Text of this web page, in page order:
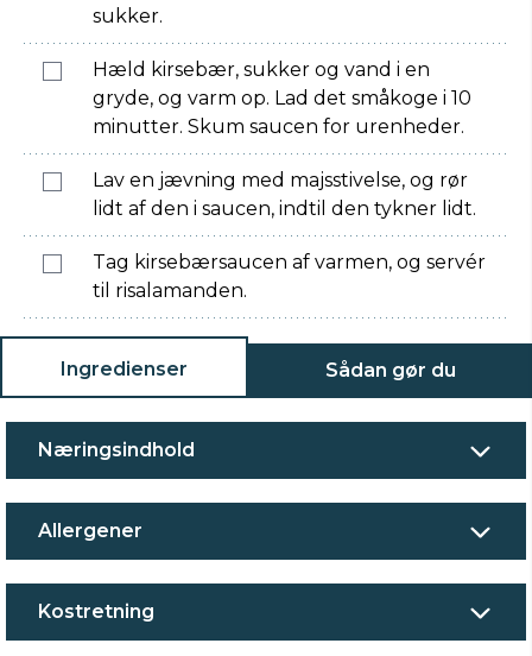
sukker.
Hæld kirsebær, sukker og vand i en
gryde, og varm op. Lad det småkoge i 10
minutter. Skum saucen for urenheder.
Lav en jævning med majsstivelse, og rør
lidt af den i saucen, indtil den tykner lidt.
Tag kirsebærsaucen af varmen, og servér
til risalamanden.
Ingredienser Sådan gør du
Næringsindhold
Allergener
Kostretning